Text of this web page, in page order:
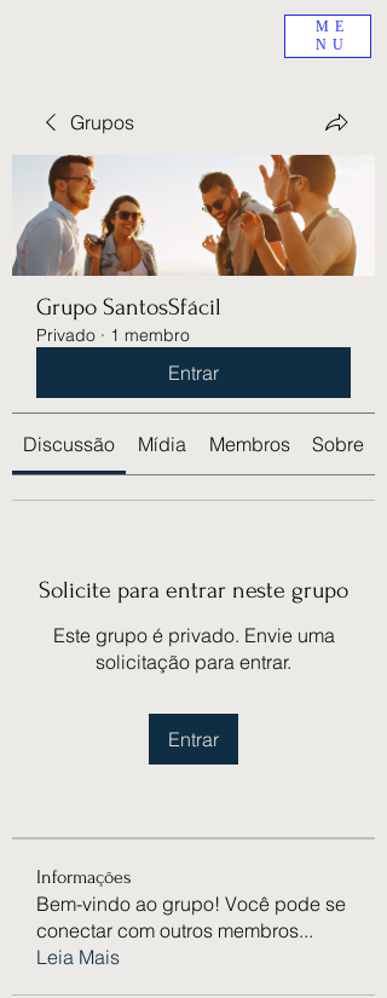
ME
NU
Grupos
Grupo SantosSfácil
Privado · 1 membro
Entrar
Discussão Mídia Membros Sobre
Solicite para entrar neste grupo
Este grupo é privado. Envie uma
solicitação para entrar.
Entrar
Informações
Bem-vindo ao grupo! Você pode se
conectar com outros membros...
Leia Mais